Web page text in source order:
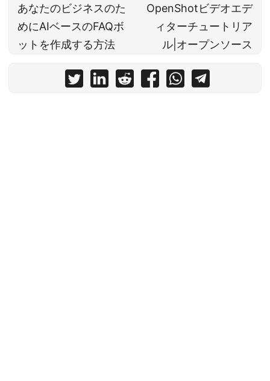
あなたのビジネスのた
めにAIベースのFAQボ
ットを作成する方法
OpenShotビデオエデ
ィターチュートリア
ル|オープンソース